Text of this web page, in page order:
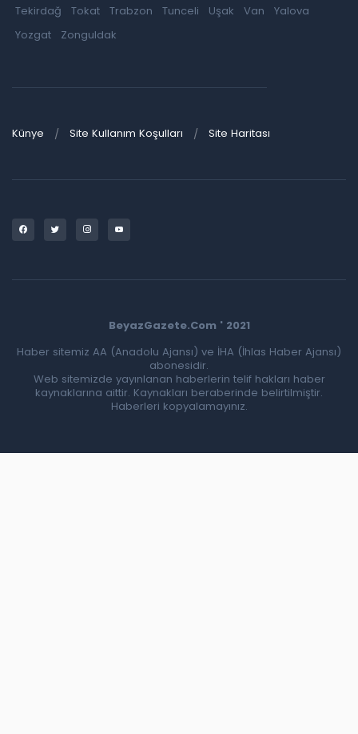
Tekirdağ
Tokat Trabzon Tunceli Uşak Van
Yalova
Yozgat
Zonguldak
Künye Site Kullanım Koşulları Site Haritası
BeyazGazete.Com ' 2021
Haber sitemiz AA (Anadolu Ajansı) ve İHA (İhlas Haber Ajansı)
abonesidir.
Web sitemizde yayınlanan haberlerin telif hakları haber
kaynaklarına aittir. Kaynakları beraberinde belirtilmiştir.
Haberleri kopyalamayınız.